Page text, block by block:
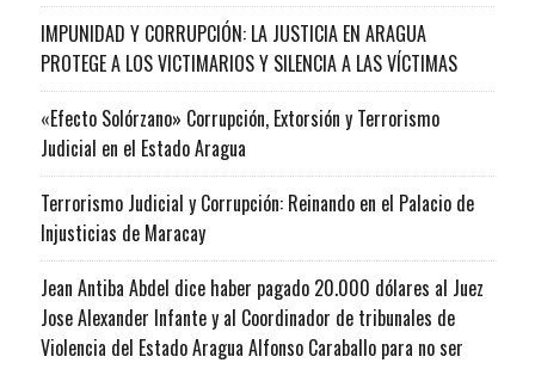
IMPUNIDAD Y CORRUPCIÓN: LA JUSTICIA EN ARAGUA
PROTEGE A LOS VICTIMARIOS Y SILENCIA A LAS VÍCTIMAS
«Efecto Solórzano» Corrupción, Extorsión y Terrorismo
Judicial en el Estado Aragua
Terrorismo Judicial y Corrupción: Reinando en el Palacio de
Injusticias de Maracay
Jean Antiba Abdel dice haber pagado 20.000 dólares al Juez
Jose Alexander Infante y al Coordinador de tribunales de
Violencia del Estado Aragua Alfonso Caraballo para no ser